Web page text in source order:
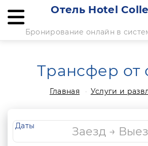
Отель Hotel
Бронирование онлайн в
Трансфер от
Главная Услуги и
Даты